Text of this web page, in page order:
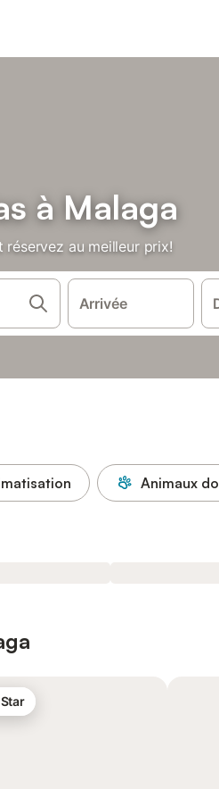
à Malaga
au meilleur prix!
Arrivée
Animaux